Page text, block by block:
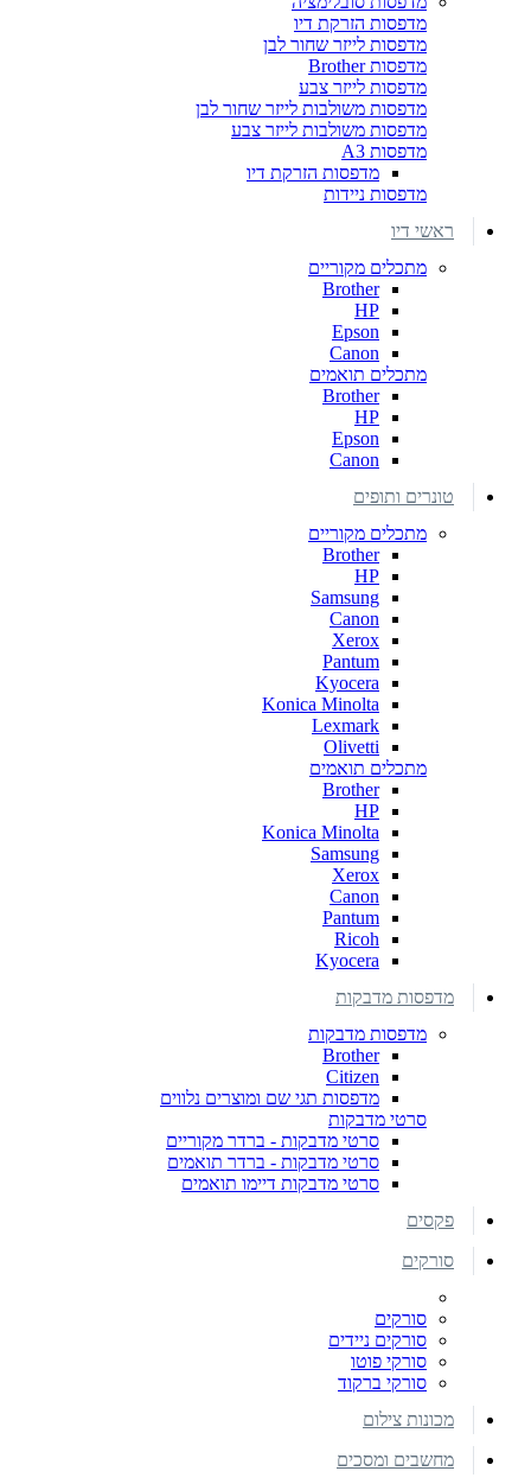
מדפסות הזרקת דיו
מדפסות לייזר שחור לבן
מדפסות Brother
מדפסות לייזר צבע
מדפסות משולבות לייזר שחור לבן
מדפסות משולבות לייזר צבע
מדפסות A3
מדפסות הזרקת דיו
מדפסות ניידות
ראשי דיו
מתכלים מקוריים
Brother
HP
Epson
Canon
מתכלים תואמים
Brother
HP
Epson
Canon
טונרים ותופים
מתכלים מקוריים
Brother
HP
Samsung
Canon
Xerox
Pantum
Kyocera
Konica Minolta
Lexmark
Olivetti
מתכלים תואמים
Brother
HP
Konica Minolta
Samsung
Xerox
Canon
Pantum
Ricoh
Kyocera
מדפסות מדבקות
מדפסות מדבקות
Brother
Citizen
מדפסות תגי שם ומוצרים נלווים
סרטי מדבקות
סרטי מדבקות - ברדר מקוריים
סרטי מדבקות - ברדר תואמים
סרטי מדבקות דיימו תואמים
פקסים
סורקים
סורקים
סורקים ניידים
סורקי פוטו
סורקי ברקוד
מכונות צילום
מחשבים ומסכים